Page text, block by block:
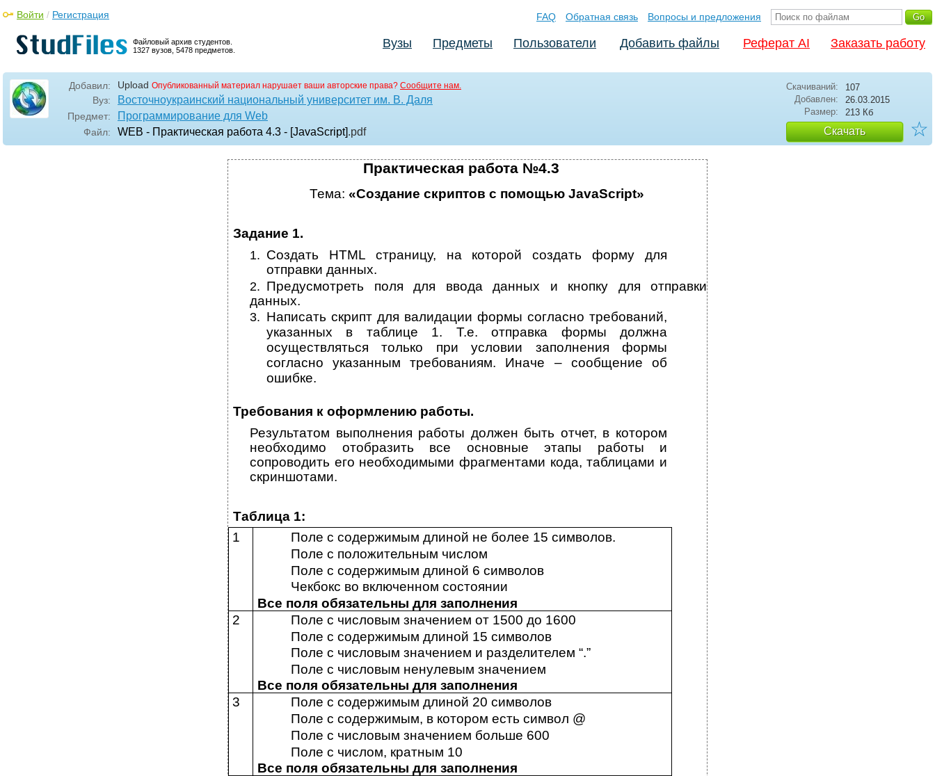
Файловый архив студентов.
1327 вузов, 5478 предметов.
Войти / Регистрация FAQ Обратная связь Вопросы и предложения
Вузы Предметы Пользователи Добавить файлы Реферат AI Заказать работу
Добавил: Upload Опубликованный материал нарушает ваши авторские права? Сообщите нам.
Вуз: Восточноукраинский национальный университет им. В. Даля
Предмет: Программирование для Web
Файл: WEB - Практическая работа 4.3 - [JavaScript].pdf
Скачиваний:
107
Добавлен:
26.03.2015
Размер:
213 Кб
Скачать ☆
Практическая работа №4.3
Тема: «Создание скриптов с помощью JavaScript»
Задание 1.
1. Создать HTML страницу, на которой создать форму для
отправки данных.
2. Предусмотреть поля для ввода данных и кнопку для отправки
данных.
3. Написать скрипт для валидации формы согласно требований,
указанных в таблице 1. Т.е. отправка формы должна
осуществляться только при условии заполнения формы
согласно указанным требованиям. Иначе – сообщение об
ошибке.
Требования к оформлению работы.
Результатом выполнения работы должен быть отчет, в котором
необходимо отобразить все основные этапы работы и
сопроводить его необходимыми фрагментами кода, таблицами и
скриншотами.
Таблица 1:
1
Поле с содержимым длиной не более 15 символов.
Поле с положительным числом
Поле с содержимым длиной 6 символов
Чекбокс во включенном состоянии
Все поля обязательны для заполнения
2
Поле с числовым значением от 1500 до 1600
Поле с содержимым длиной 15 символов
Поле с числовым значением и разделителем “.”
Поле с числовым ненулевым значением
Все поля обязательны для заполнения
3
Поле с содержимым длиной 20 символов
Поле с содержимым, в котором есть символ @
Поле с числовым значением больше 600
Поле с числом, кратным 10
Все поля обязательны для заполнения